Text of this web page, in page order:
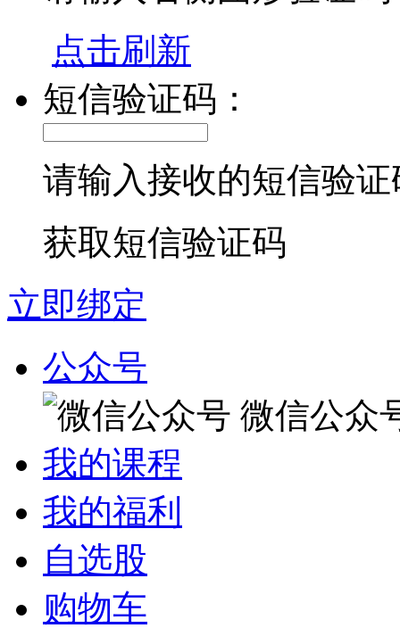
点击刷新
短信验证码：
请输入接收的短信验证
获取短信验证码
立即绑定
公众号
微信公众
我的课程
我的福利
自选股
购物车